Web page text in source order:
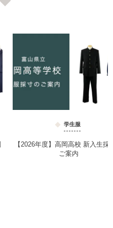
学生服
【2026年度】高岡高校 新入生採
ご案内